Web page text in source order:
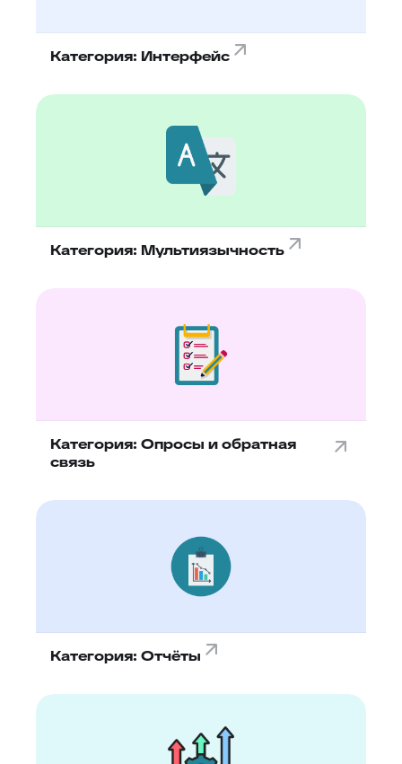
Категория: Интерфейс
Категория: Мультиязычность
Категория: Опросы и обратная
связь
Категория: Отчёты